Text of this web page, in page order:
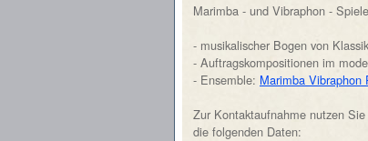
Marimba - und Vibraphon -
- musikalischer Bogen von
- Auftragskompositionen im
- Ensemble: Marimba Vibraphon
Zur Kontaktaufnahme nutzen
die folgenden Daten: